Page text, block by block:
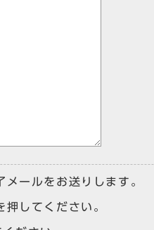
ールをお送りします。
してください。